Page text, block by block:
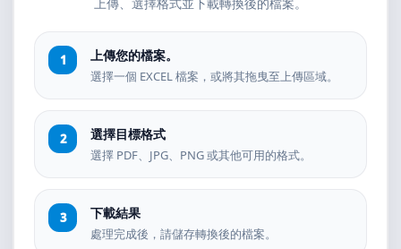
上傳您的檔案。
選擇一個 EXCEL 檔案，或將其拖曳至上傳區域。
選擇目標格式
選擇 PDF、JPG、PNG 或其他可用的格式。
下載結果
處理完成後，請儲存轉換後的檔案。